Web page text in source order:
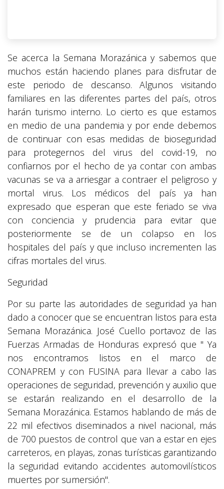
Se acerca la Semana Morazánica y sabemos que
muchos están haciendo planes para disfrutar de
este periodo de descanso. Algunos visitando
familiares en las diferentes partes del país, otros
harán turismo interno. Lo cierto es que estamos
en medio de una pandemia y por ende debemos
de continuar con esas medidas de bioseguridad
para protegernos del virus del covid-19, no
confiarnos por el hecho de ya contar con ambas
vacunas se va a arriesgar a contraer el peligroso y
mortal virus. Los médicos del país ya han
expresado que esperan que este feriado se viva
con conciencia y prudencia para evitar que
posteriormente se de un colapso en los
hospitales del país y que incluso incrementen las
cifras mortales del virus.
Seguridad
Por su parte las autoridades de seguridad ya han
dado a conocer que se encuentran listos para esta
Semana Morazánica. José Cuello portavoz de las
Fuerzas Armadas de Honduras expresó que " Ya
nos encontramos listos en el marco de
CONAPREM y con FUSINA para llevar a cabo las
operaciones de seguridad, prevención y auxilio que
se estarán realizando en el desarrollo de la
Semana Morazánica. Estamos hablando de más de
22 mil efectivos diseminados a nivel nacional, más
de 700 puestos de control que van a estar en ejes
carreteros, en playas, zonas turísticas garantizando
la seguridad evitando accidentes automovilísticos
muertes por sumersión".